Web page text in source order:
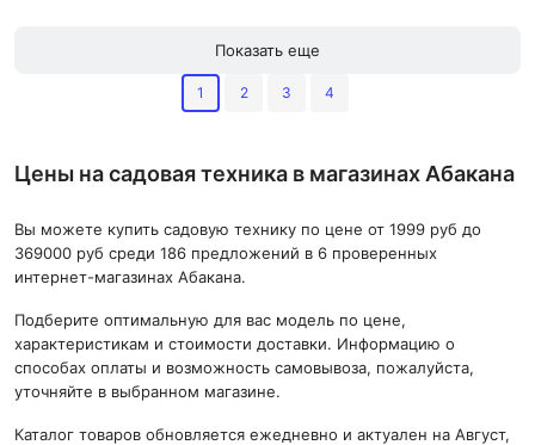
Показать еще
1 2 3 4
Цены на садовая техника в магазинах Абакана
Вы можете купить садовую технику по цене от 1999 руб до
369000 руб среди 186 предложений в 6 проверенных
интернет-магазинах Абакана.
Подберите оптимальную для вас модель по цене,
характеристикам и стоимости доставки. Информацию о
способах оплаты и возможность самовывоза, пожалуйста,
уточняйте в выбранном магазине.
Каталог товаров обновляется ежедневно и актуален на Август,